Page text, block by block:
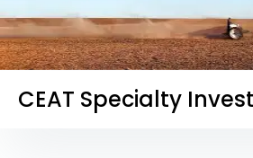
CEAT Specialty